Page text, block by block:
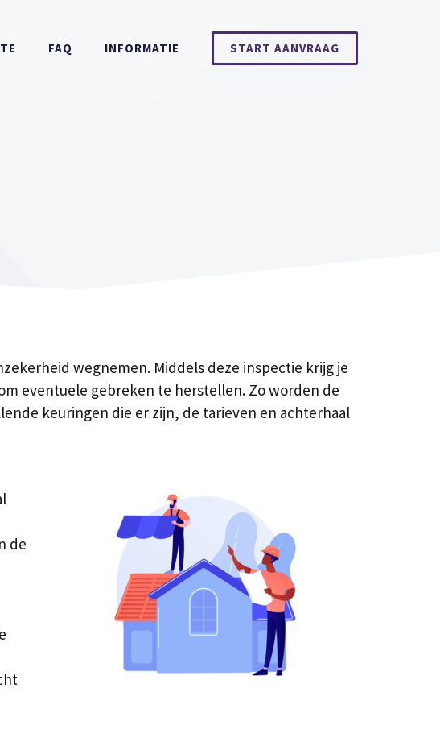
FAQ INFORMATIE START AANVRAAG
wegnemen. Middels deze inspectie krijg je
eventuele gebreken te herstellen. Zo worden de
keuringen die er zijn, de tarieven en achterhaal
de